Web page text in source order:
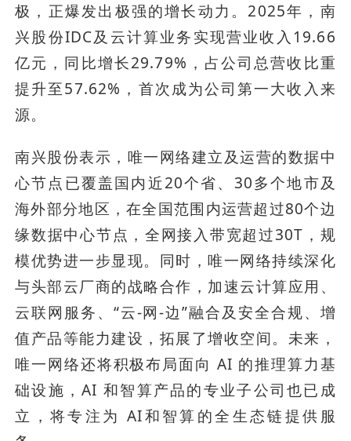
极，正爆发出极强的增长动力。2025年，南
兴股份IDC及云计算业务实现营业收入19.66
亿元，同比增长29.79%，占公司总营收比重
提升至57.62%，首次成为公司第一大收入来
源。
南兴股份表示，唯一网络建立及运营的数据中
心节点已覆盖国内近20个省、30多个地市及
海外部分地区，在全国范围内运营超过80个边
缘数据中心节点，全网接入带宽超过30T，规
模优势进一步显现。同时，唯一网络持续深化
与头部云厂商的战略合作，加速云计算应用、
云联网服务、“云-网-边”融合及安全合规、增
值产品等能力建设，拓展了增收空间。未来，
唯一网络还将积极布局面向 AI 的推理算力基
础设施，AI 和智算产品的专业子公司也已成
立，将专注为 AI和智算的全生态链提供服